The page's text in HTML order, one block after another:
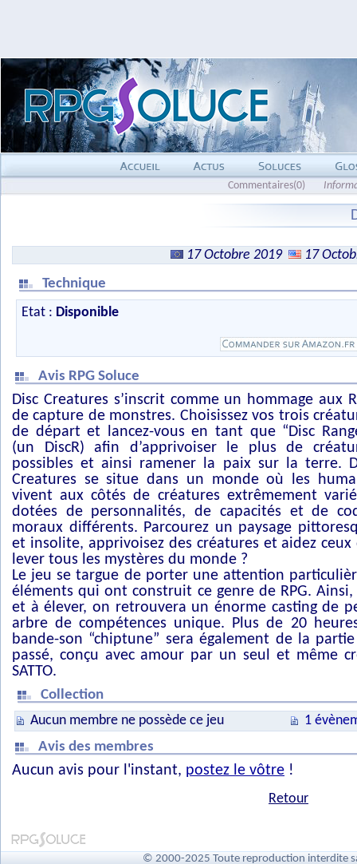
Commentaires(0)
17 Octobre 2019
17
Technique
Etat : Disponible
Avis RPG Soluce
Disc Creatures s’inscrit comme un hommage aux
de capture de monstres. Choisissez vos trois
de départ et lancez-vous en tant que “Disc
(un DiscR) afin d’apprivoiser le plus de
possibles et ainsi ramener la paix sur la terre.
Creatures se situe dans un monde où les
vivent aux côtés de créatures extrêmement
dotées de personnalités, de capacités et de
moraux différents. Parcourez un paysage
et insolite, apprivoisez des créatures et aidez
lever tous les mystères du monde ?
Le jeu se targue de porter une attention
éléments qui ont construit ce genre de RPG.
et à élever, on retrouvera un énorme casting de
arbre de compétences unique. Plus de 20
bande-son “chiptune” sera également de la
passé, conçu avec amour par un seul et même
SATTO.
Collection
Aucun membre ne possède ce jeu
1
Avis des membres
Aucun avis pour l'instant, postez le vôtre !
Retour
© 2000-2025 Toute reproduction interdite